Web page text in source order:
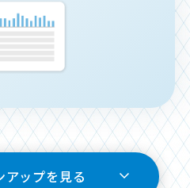
アップを見る